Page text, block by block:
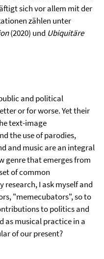
sich vor allem mit der
zählen unter
(2020) und Ubiquitäre
and political
or for worse. Yet their
text-image
the use of parodies,
and music are an integral
genre that emerges from
of common
I ask myself and
"memecubators", so to
to politics and
as musical practice in a
of our present?